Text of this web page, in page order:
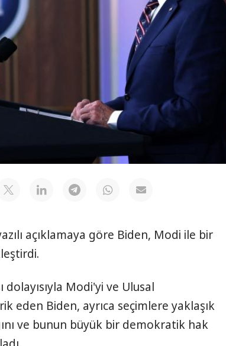
açıklamaya göre Biden, Modi ile bir
Modi'yi ve Ulusal
eden Biden, ayrıca seçimlere yaklaşık
ve bunun büyük bir demokratik hak